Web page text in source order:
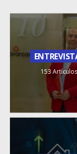
153 Artículos